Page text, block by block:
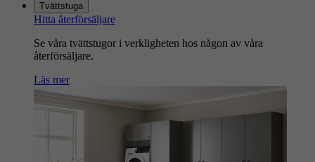
Tvättstuga
Hitta återförsäljare
Se våra tvättstugor i verkligheten hos någon av våra
återförsäljare.
Läs mer